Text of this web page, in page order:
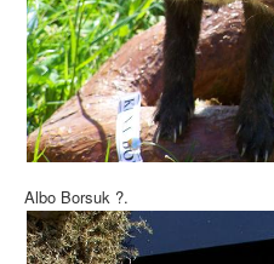
Albo Borsuk ?.